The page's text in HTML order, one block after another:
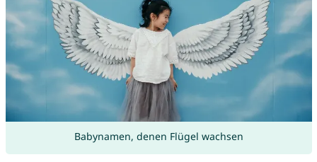
Babynamen, denen Flügel wachsen